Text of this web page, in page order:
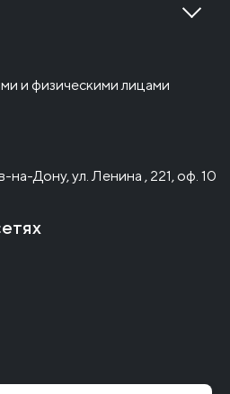
и физическими лицами
на-Дону, ул. Ленина , 221, оф. 10